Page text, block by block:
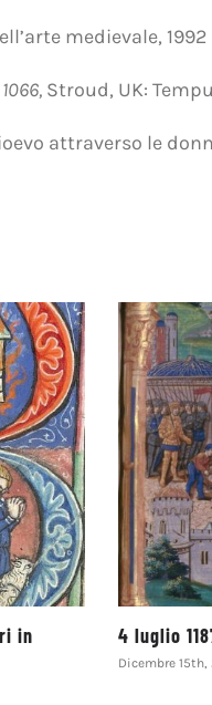
medievale, 1992
Stroud, UK:
attraverso le
in
4 luglio
Dicembre 15th,